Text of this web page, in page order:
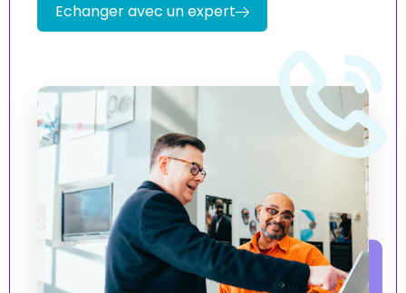
Echanger avec un expert